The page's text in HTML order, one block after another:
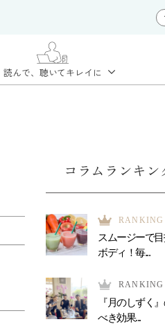
読んで、聴いてキレイに
コラムランキン
RANKING
スムージーで
ボディ！毎...
RANKING
『月のしずく
べき効果...